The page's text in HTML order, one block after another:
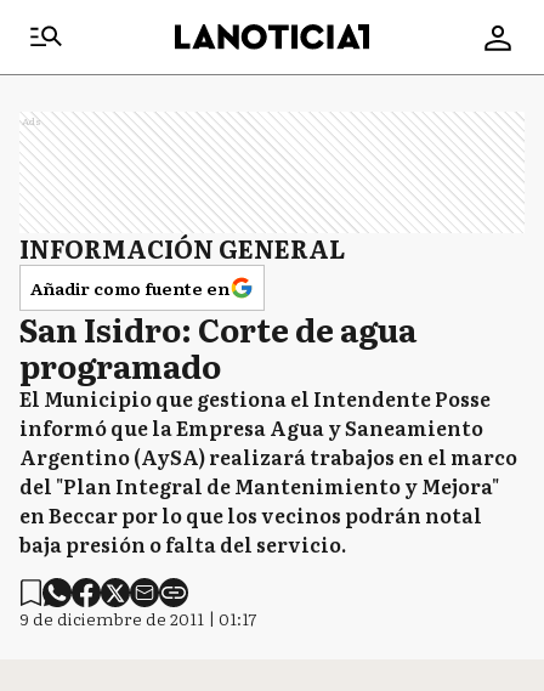
Ads
INFORMACIÓN GENERAL
Añadir como fuente en
San Isidro: Corte de agua
programado
El Municipio que gestiona el Intendente Posse
informó que la Empresa Agua y Saneamiento
Argentino (AySA) realizará trabajos en el marco
del "Plan Integral de Mantenimiento y Mejora"
en Beccar por lo que los vecinos podrán notal
baja presión o falta del servicio.
9 de diciembre de 2011 | 01:17